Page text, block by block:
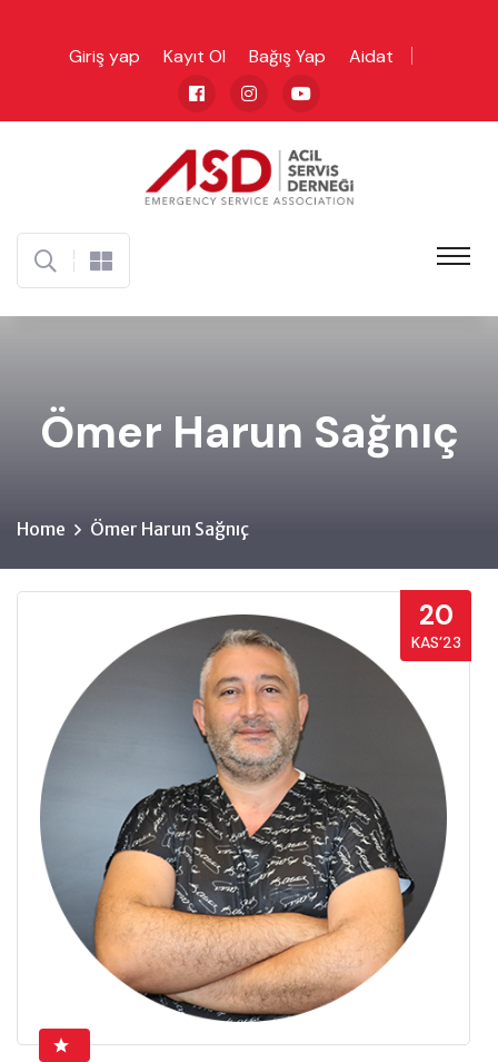
Giriş yap Kayıt Ol Bağış Yap Aidat
Ömer Harun Sağnıç
Home Ömer Harun Sağnıç
20
KAS’23